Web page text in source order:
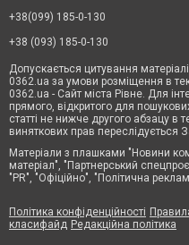
+38(099) 185-0-130
+38 (093) 185-0-130
Допускається цитування
0362.ua за умови розміщення в
0362.ua - Сайт міста Рівне. Для
прямого, відкритого для
статті не нижче другого абзацу в
виняткових прав переслідується
Матеріали з плашками "Новини
матеріал", "Партнерський
"PR", "Офіційно", "Політична
Політика конфіденційності
класифайд Редакційна політика